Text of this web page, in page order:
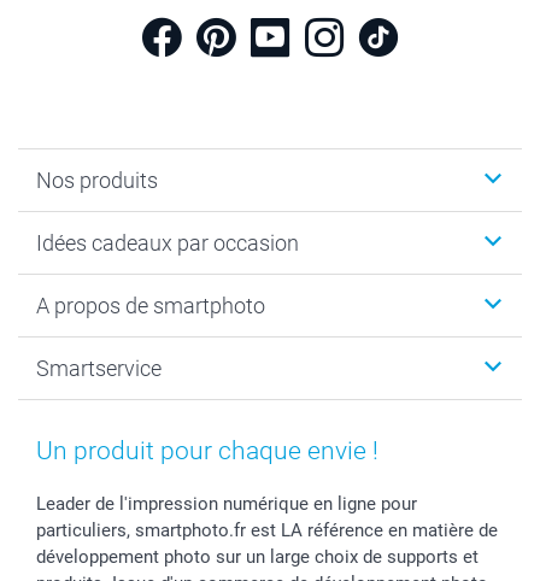
Nos produits
Calendrier photo & Agenda photo
Tirage photo & agrandissement
Faire-part & Cartes
Coques smartphone
Cadres photo & accessoires déco
Dénicheur d'idées cadeau
Idées cadeaux par occasion
Anniversaire
Naissance & baptême
Fête des Mères
Communion
Baptême
Toussaint
A propos de smartphoto
Plan du site
Droit de rétraction
Vie privée
Gestion des cookies
Tarifs
Smartservice
Aide
smartfriends
Livraison
Modes de paiement
Un produit pour chaque envie !
Leader de l'impression numérique en ligne pour
particuliers, smartphoto.fr est LA référence en matière de
développement photo sur un large choix de supports et